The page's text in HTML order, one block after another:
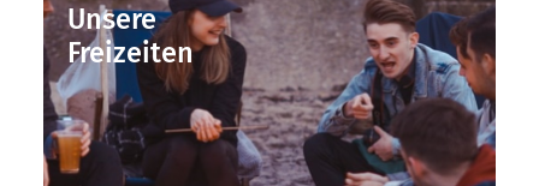
Unsere
Freizeiten